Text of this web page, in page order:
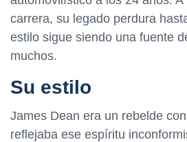
carrera, su legado perdura
estilo sigue siendo una fuente
muchos.
Su estilo
James Dean era un rebelde
reflejaba ese espíritu